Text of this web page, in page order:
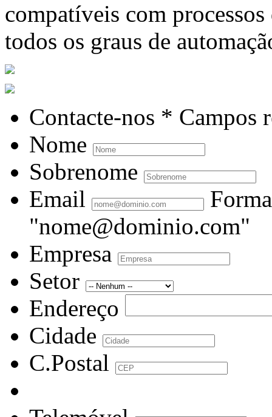
compatíveis com
todos os graus de
Contacte-nos * Campos
Nome
Sobrenome
Email
"nome@dominio.com"
Empresa
Setor
Endereço
Cidade
C.Postal